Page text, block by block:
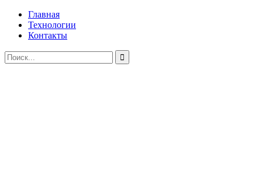
Главная
Технологии
Контакты